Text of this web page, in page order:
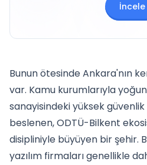
İncele
Bunun ötesinde Ankara'nın
var. Kamu kurumlarıyla
sanayisindeki yüksek
beslenen, ODTÜ-Bilkent
disipliniyle büyüyen bir şehir.
yazılım firmaları genellikle